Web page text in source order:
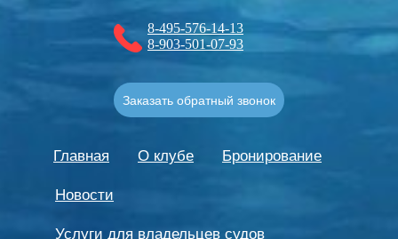
Главная О клубе
Бронирование
Новости
Услуги для владельцев судов
8-495-576-14-13
8-903-501-07-93
Заказать обратный звонок